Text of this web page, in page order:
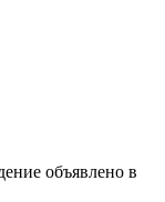
объявлено в